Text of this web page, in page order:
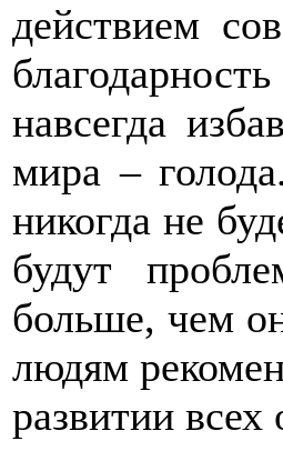
действием
навсегда
мира –
никогда не
будут
больше, чем
людям
развитии